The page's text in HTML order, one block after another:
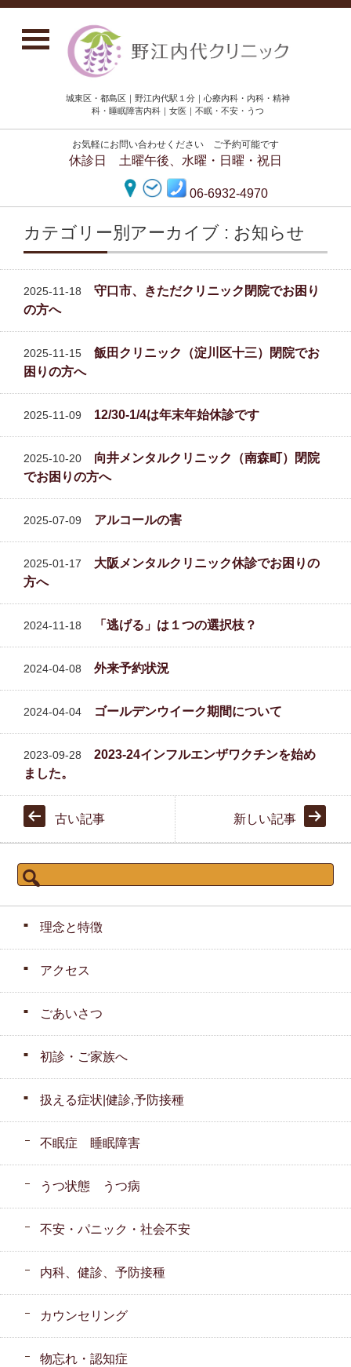
城東区・都島区｜野江内代駅１分｜心療内科・内科・精神
科・睡眠障害内科｜女医｜不眠・不安・うつ
お気軽にお問い合わせください ご予約可能です
休診日 土曜午後、水曜・日曜・祝日
06-6932-4970
カテゴリー別アーカイブ : お知らせ
2025-11-18 守口市、きただクリニック閉院でお困り
の方へ
2025-11-15 飯田クリニック（淀川区十三）閉院でお
困りの方へ
2025-11-09 12/30-1/4は年末年始休診です
2025-10-20 向井メンタルクリニック（南森町）閉院
でお困りの方へ
2025-07-09 アルコールの害
2025-01-17 大阪メンタルクリニック休診でお困りの
方へ
2024-11-18 「逃げる」は１つの選択枝？
2024-04-08 外来予約状況
2024-04-04 ゴールデンウイーク期間について
2023-09-28 2023-24インフルエンザワクチンを始め
ました。
古い記事 新しい記事
検
索:
理念と特徴
アクセス
ごあいさつ
初診・ご家族へ
扱える症状|健診,予防接種
不眠症 睡眠障害
うつ状態 うつ病
不安・パニック・社会不安
内科、健診、予防接種
カウンセリング
物忘れ・認知症